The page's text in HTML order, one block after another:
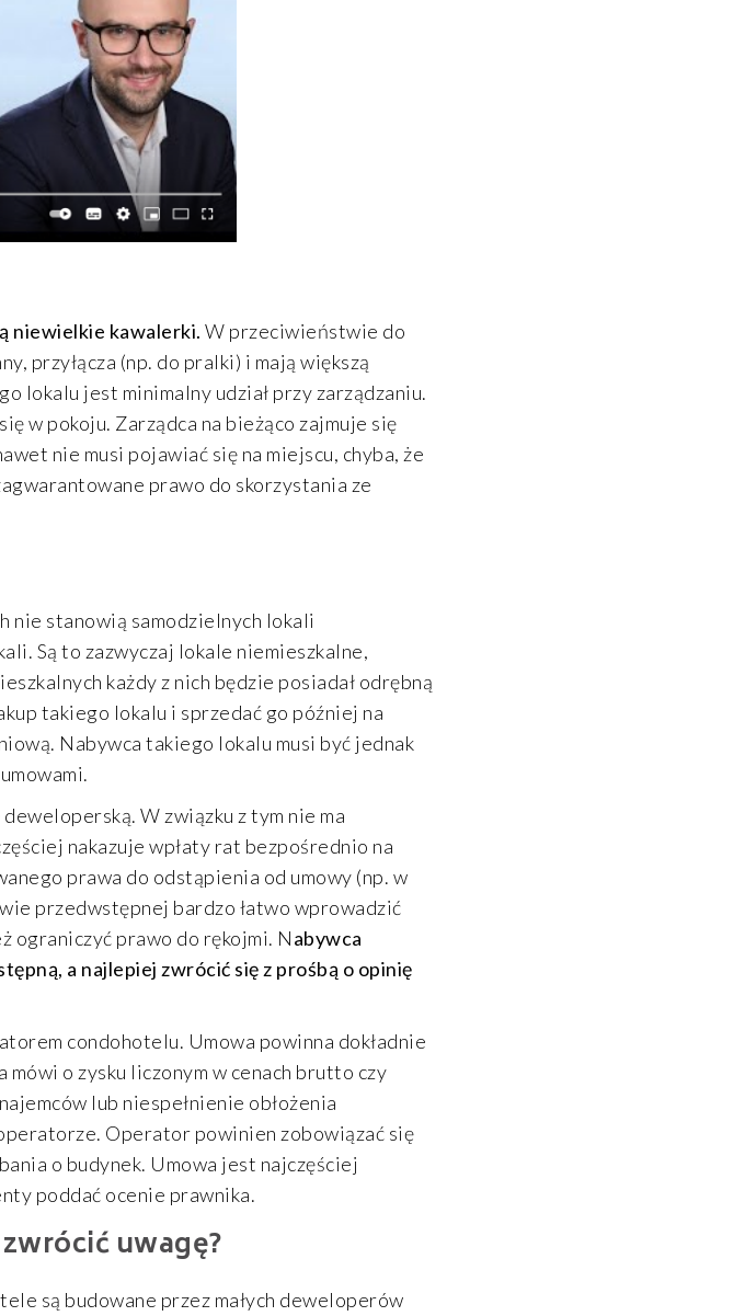
niewielkie kawalerki. W przeciwieństwie do
przyłącza (np. do pralki) i mają większą
lokalu jest minimalny udział przy zarządzaniu.
w pokoju. Zarządca na bieżąco zajmuje się
nie musi pojawiać się na miejscu, chyba, że
prawo do skorzystania ze
nie stanowią samodzielnych lokali
Są to zazwyczaj lokale niemieszkalne,
każdy z nich będzie posiadał odrębną
takiego lokalu i sprzedać go później na
Nabywca takiego lokalu musi być jednak
W związku z tym nie ma
nakazuje wpłaty rat bezpośrednio na
prawa do odstąpienia od umowy (np. w
przedwstępnej bardzo łatwo wprowadzić
ograniczyć prawo do rękojmi. Nabywca
a najlepiej zwrócić się z prośbą o opinię
condohotelu. Umowa powinna dokładnie
mówi o zysku liczonym w cenach brutto czy
lub niespełnienie obłożenia
Operator powinien zobowiązać się
o budynek. Umowa jest najczęściej
poddać ocenie prawnika.
uwagę?
są budowane przez małych deweloperów